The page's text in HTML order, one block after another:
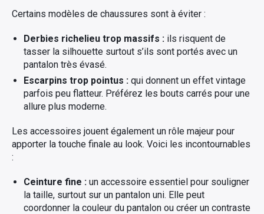
Certains modèles de chaussures sont à éviter :
Derbies richelieu trop massifs : ils risquent de
tasser la silhouette surtout s’ils sont portés avec un
pantalon très évasé.
Escarpins trop pointus : qui donnent un effet vintage
parfois peu flatteur. Préférez les bouts carrés pour une
allure plus moderne.
Les accessoires jouent également un rôle majeur pour
apporter la touche finale au look. Voici les incontournables
:
Ceinture fine : un accessoire essentiel pour souligner
la taille, surtout sur un pantalon uni. Elle peut
coordonner la couleur du pantalon ou créer un contraste